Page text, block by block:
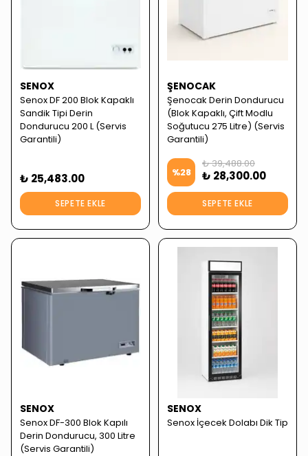
SENOX
Senox DF 200 Blok Kapaklı
Sandik Tipi Derin
Dondurucu 200 L (Servis
Garantili)
₺ 25,483.00
SEPETE EKLE
ŞENOCAK
Şenocak Derin Dondurucu
(Blok Kapaklı, Çift Modlu
Soğutucu 275 Litre) (Servis
Garantili)
%28
₺ 39,488.00
₺ 28,300.00
SEPETE EKLE
SENOX
Senox DF-300 Blok Kapılı
Derin Dondurucu, 300 Litre
(Servis Garantili)
SENOX
Senox İçecek Dolabı Dik Tip